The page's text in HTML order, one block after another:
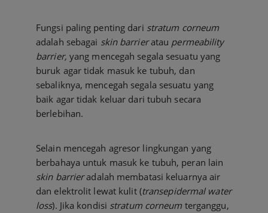
Fungsi paling penting dari stratum corneum
adalah sebagai skin barrieratau permeability
barrier, yang mencegah segala sesuatu yang
buruk agar tidak masuk ke tubuh, dan
sebaliknya, mencegah segala sesuatu yang
baik agar tidak keluar dari tubuh secara
berlebihan.
Selain mencegah agresor lingkungan yang
berbahaya untuk masuk ke tubuh, peran lain
skin barrieradalah membatasi keluarnya air
dan elektrolit lewat kulit (transepidermal water
loss). Jika kondisi stratum corneum terganggu,